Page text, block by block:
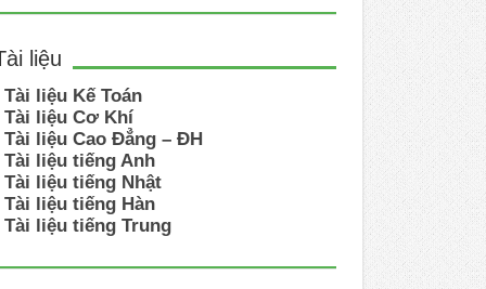
liệu
Tài liệu Kế Toán
Tài liệu Cơ Khí
Tài liệu Cao Đẳng – ĐH
Tài liệu tiếng Anh
Tài liệu tiếng Nhật
Tài liệu tiếng Hàn
Tài liệu tiếng Trung